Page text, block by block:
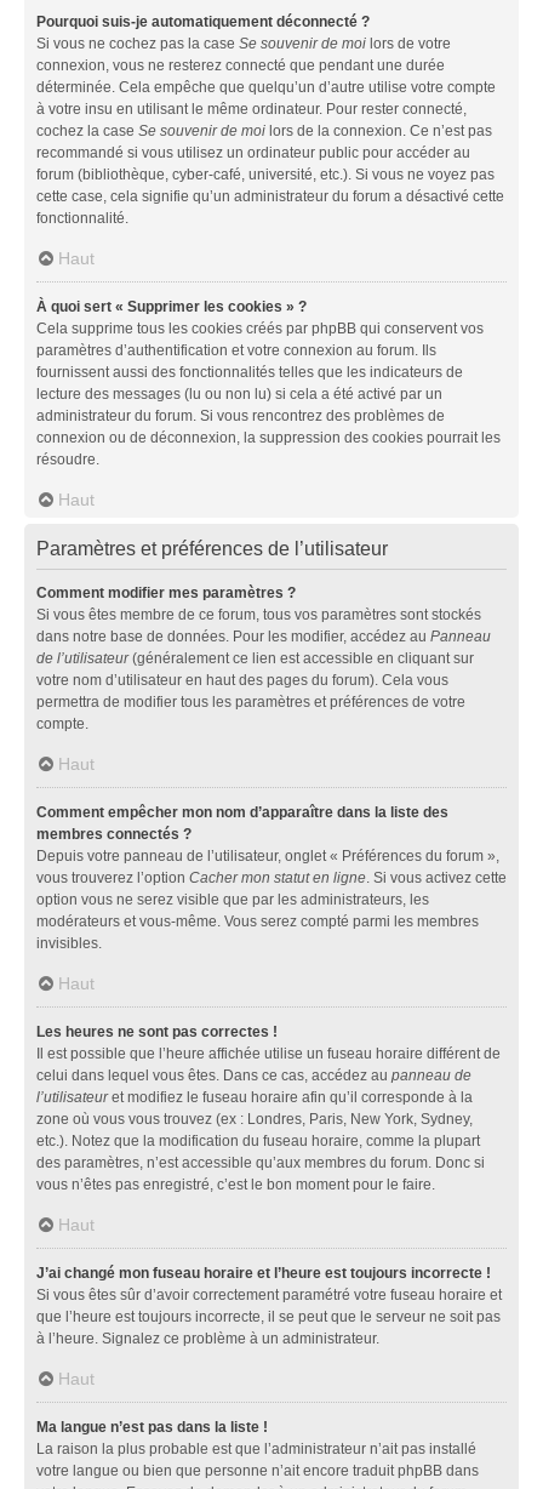
Pourquoi suis-je automatiquement déconnecté ?
Si vous ne cochez pas la case Se souvenir de moi lors de votre
connexion, vous ne resterez connecté que pendant une durée
déterminée. Cela empêche que quelqu’un d’autre utilise votre compte
à votre insu en utilisant le même ordinateur. Pour rester connecté,
cochez la case Se souvenir de moi lors de la connexion. Ce n’est pas
recommandé si vous utilisez un ordinateur public pour accéder au
forum (bibliothèque, cyber-café, université, etc.). Si vous ne voyez pas
cette case, cela signifie qu’un administrateur du forum a désactivé cette
fonctionnalité.
Haut
À quoi sert « Supprimer les cookies » ?
Cela supprime tous les cookies créés par phpBB qui conservent vos
paramètres d’authentification et votre connexion au forum. Ils
fournissent aussi des fonctionnalités telles que les indicateurs de
lecture des messages (lu ou non lu) si cela a été activé par un
administrateur du forum. Si vous rencontrez des problèmes de
connexion ou de déconnexion, la suppression des cookies pourrait les
résoudre.
Haut
Paramètres et préférences de l’utilisateur
Comment modifier mes paramètres ?
Si vous êtes membre de ce forum, tous vos paramètres sont stockés
dans notre base de données. Pour les modifier, accédez au Panneau
de l’utilisateur(généralement ce lien est accessible en cliquant sur
votre nom d’utilisateur en haut des pages du forum). Cela vous
permettra de modifier tous les paramètres et préférences de votre
compte.
Haut
Comment empêcher mon nom d’apparaître dans la liste des
membres connectés ?
Depuis votre panneau de l’utilisateur, onglet « Préférences du forum »,
vous trouverez l’option Cacher mon statut en ligne. Si vous activez cette
option vous ne serez visible que par les administrateurs, les
modérateurs et vous-même. Vous serez compté parmi les membres
invisibles.
Haut
Les heures ne sont pas correctes !
Il est possible que l’heure affichée utilise un fuseau horaire différent de
celui dans lequel vous êtes. Dans ce cas, accédez au panneau de
l’utilisateuret modifiez le fuseau horaire afin qu’il corresponde à la
zone où vous vous trouvez (ex : Londres, Paris, New York, Sydney,
etc.). Notez que la modification du fuseau horaire, comme la plupart
des paramètres, n’est accessible qu’aux membres du forum. Donc si
vous n’êtes pas enregistré, c’est le bon moment pour le faire.
Haut
J’ai changé mon fuseau horaire et l’heure est toujours incorrecte !
Si vous êtes sûr d’avoir correctement paramétré votre fuseau horaire et
que l’heure est toujours incorrecte, il se peut que le serveur ne soit pas
à l’heure. Signalez ce problème à un administrateur.
Haut
Ma langue n’est pas dans la liste !
La raison la plus probable est que l’administrateur n’ait pas installé
votre langue ou bien que personne n’ait encore traduit phpBB dans